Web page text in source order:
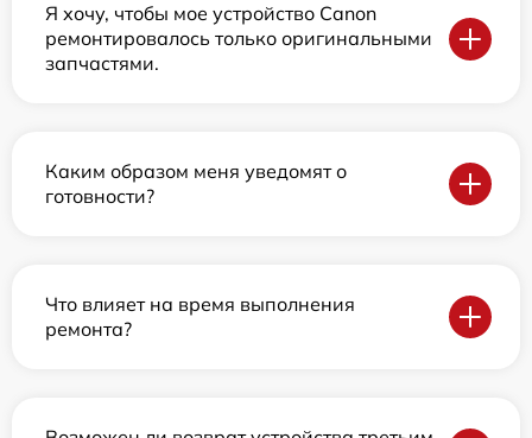
Я хочу, чтобы мое устройство Canon
ремонтировалось только оригинальными
запчастями.
Каким образом меня уведомят о
готовности?
Что влияет на время выполнения
ремонта?